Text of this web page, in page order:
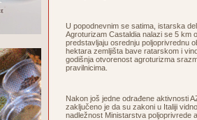
U popodnevnim se satima, istarska
Agroturizam Castaldia nalazi se 5 km
predstavljaju osrednju poljoprivrednu
hektara zemljišta bave ratarskom i
godišnja otvorenost agroturizma
pravilnicima.
Nakon još jedne odrađene aktivnosti
zaključeno je da su zakoni u Italiji
nadležnost Ministarstva poljoprivrede